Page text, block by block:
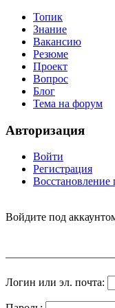
Топик
Знание
Вакансию
Резюме
Проект
Вопрос
Блог
Тема на форум
Авторизация
Войти
Регистрация
Восстановление
Войдите под
Логин или эл. почта: